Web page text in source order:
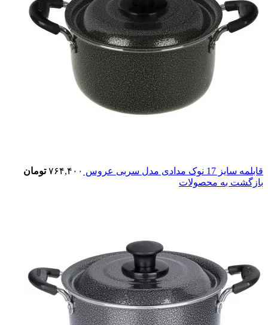
قابلمه سایز 17 نوک مدادی مدل سربی عروس ۷۶۴,۴۰۰ تومان
بازگشت به محصولات